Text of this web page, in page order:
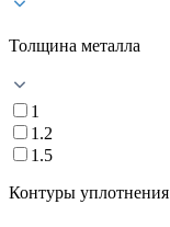
Толщина металла
1
1.2
1.5
Контуры уплотнения